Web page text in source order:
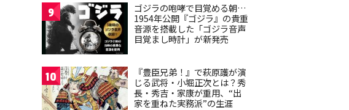
9
ゴジラの咆哮で目覚める朝…
1954年公開『ゴジラ』の貴重
音源を搭載した「ゴジラ音声
目覚まし時計」が新発売
10
『豊臣兄弟！』で萩原護が演
じる武将・小堀正次とは？秀
長・秀吉・家康が重用、“出
家を重ねた実務派”の生涯